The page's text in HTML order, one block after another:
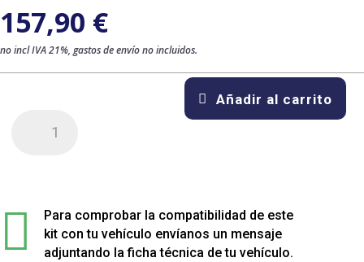
157,90 €
no incl IVA 21%, gastos de envío no incluidos.
sport
rebajados
para
Añadir al carrito

Para comprobar la compatibilidad de este
kit con tu vehículo envíanos un mensaje
adjuntando la ficha técnica de tu vehículo.